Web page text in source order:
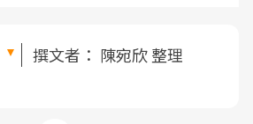
撰文者： 陳宛欣 整理